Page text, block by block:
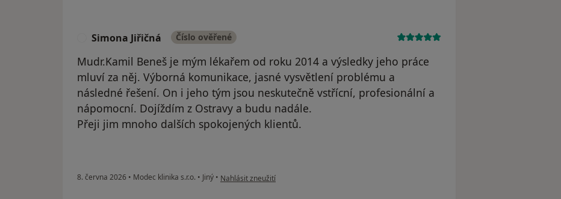
Simona Jiřičná Číslo ověřené
Mudr.Kamil Beneš je mým lékařem od roku 2014 a výsledky jeho práce
mluví za něj. Výborná komunikace, jasné vysvětlení problému a
následné řešení. On i jeho tým jsou neskutečně vstřícní, profesionální a
nápomocní. Dojíždím z Ostravy a budu nadále.
Přeji jim mnoho dalších spokojených klientů.
8. června 2026 • Modec klinika s.r.o. • Jiný • podle názoru uživatele Simona Jiřičná
Nahlásit zneužití